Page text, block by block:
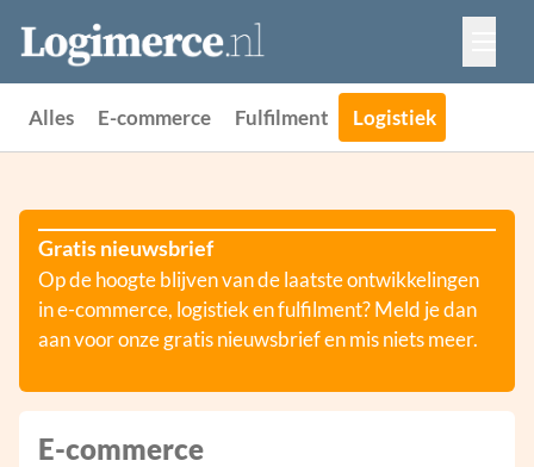
Vacatures
Events
Alles E-commerce Fulfilment Logistiek
Gratis nieuwsbrief
Op de hoogte blijven van de laatste ontwikkelingen
in e-commerce, logistiek en fulfilment? Meld je dan
aan voor onze gratis nieuwsbrief en mis niets meer.
E-commerce